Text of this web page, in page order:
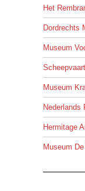
Het
Dordrechts
Museum
Museum
Nederlands
Hermitage
Museum